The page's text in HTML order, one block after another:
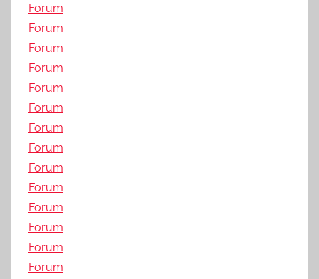
Forum
Forum
Forum
Forum
Forum
Forum
Forum
Forum
Forum
Forum
Forum
Forum
Forum
Forum